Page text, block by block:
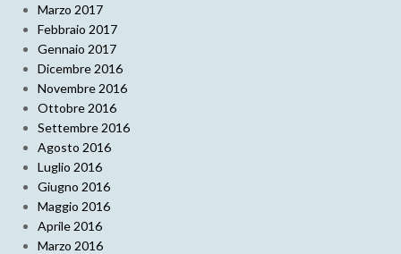
Marzo 2017
Febbraio 2017
Gennaio 2017
Dicembre 2016
Novembre 2016
Ottobre 2016
Settembre 2016
Agosto 2016
Luglio 2016
Giugno 2016
Maggio 2016
Aprile 2016
Marzo 2016